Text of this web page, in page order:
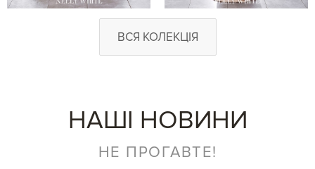
ВСЯ КОЛЕКЦІЯ
НАШІ НОВИНИ
НЕ ПРОГАВТЕ!